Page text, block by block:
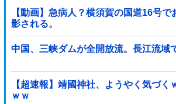
【動画】急病人？横須賀の国道16号で
影される。
中国、三峡ダムが全開放流。長江流域
【超速報】靖國神社、ようやく気づく
ｗｗ